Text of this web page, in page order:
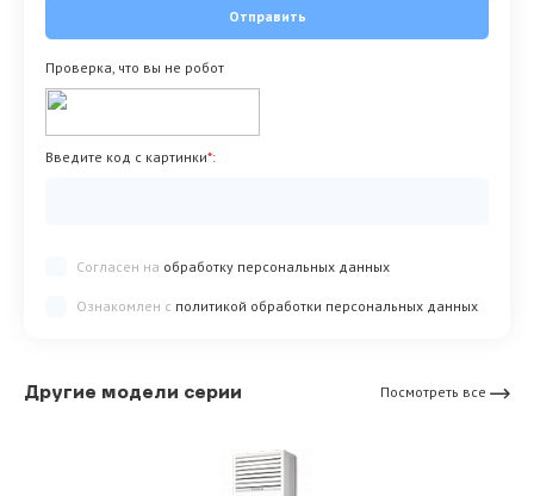
Отправить
Проверка, что вы не робот
Введите код с картинки*:
Согласен на обработку персональных данных
Ознакомлен с политикой обработки персональных данных
Другие модели серии Посмотреть все